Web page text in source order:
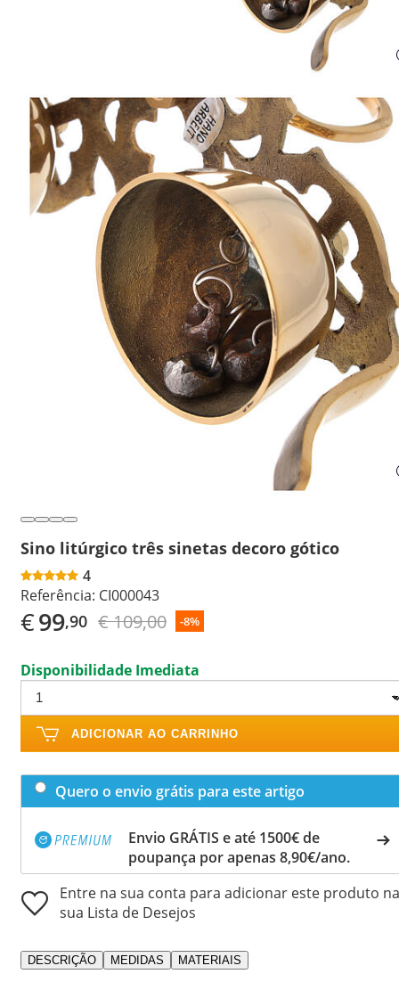
Sino litúrgico três sinetas decoro gótico
4
Referência: CI000043
€99,90 € 109,00 -8%
Disponibilidade Imediata
ADICIONAR AO CARRINHO
Quero o envio grátis para este artigo
Envio GRÁTIS e até 1500€ de
poupança por apenas 8,90€/ano.
Entre na sua conta para adicionar este produto na
sua Lista de Desejos
DESCRIÇÃO MEDIDAS MATERIAIS